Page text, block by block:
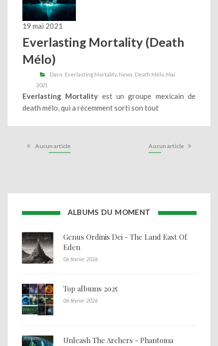
19 mai 2021
Everlasting Mortality (Death
Mélo)
Dans Everlasting Mortality News Death Mélo Mai
2021
Everlasting Mortality est un groupe mexicain de
death mélo, qui a récemment sorti son tout
Aucun article Aucun article
ALBUMS DU MOMENT
Genus Ordinis Dei - The Land East Of
Eden
06 février 2026
Top albums 2025
06 février 2026
Unleash The Archers - Phantoma